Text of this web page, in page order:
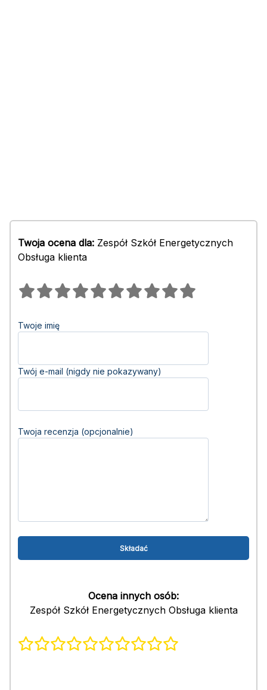
Twoja ocena dla: Zespół Szkół Energetycznych
Obsługa klienta
Twoje imię
Twój e-mail (nigdy nie pokazywany)
Twoja recenzja (opcjonalnie)
Ocena innych osób:
Zespół Szkół Energetycznych Obsługa klienta